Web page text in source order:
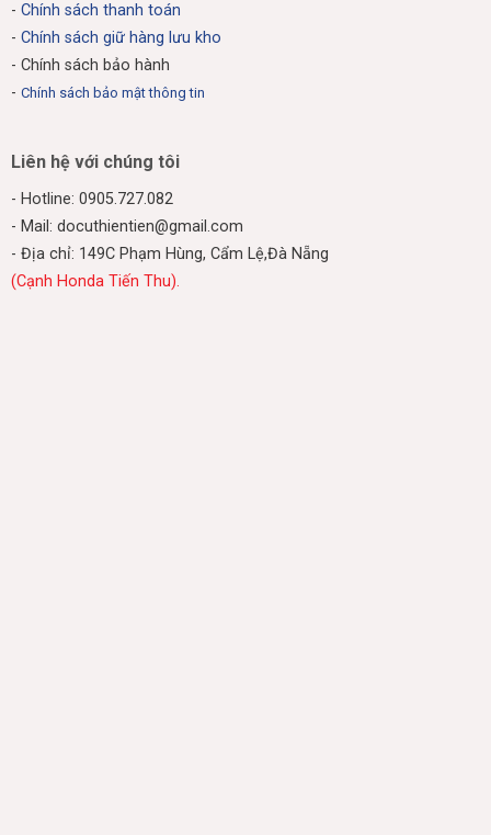
- Chính sách thanh toán
- Chính sách giữ hàng lưu kho
- Chính sách bảo hành
- Chính sách bảo mật thông tin
Liên hệ với chúng tôi
- Hotline: 0905.727.082
- Mail: docuthientien@gmail.com
- Địa chỉ: 149C Phạm Hùng, Cẩm Lệ,Đà Nẵng
(Cạnh Honda Tiến Thu).